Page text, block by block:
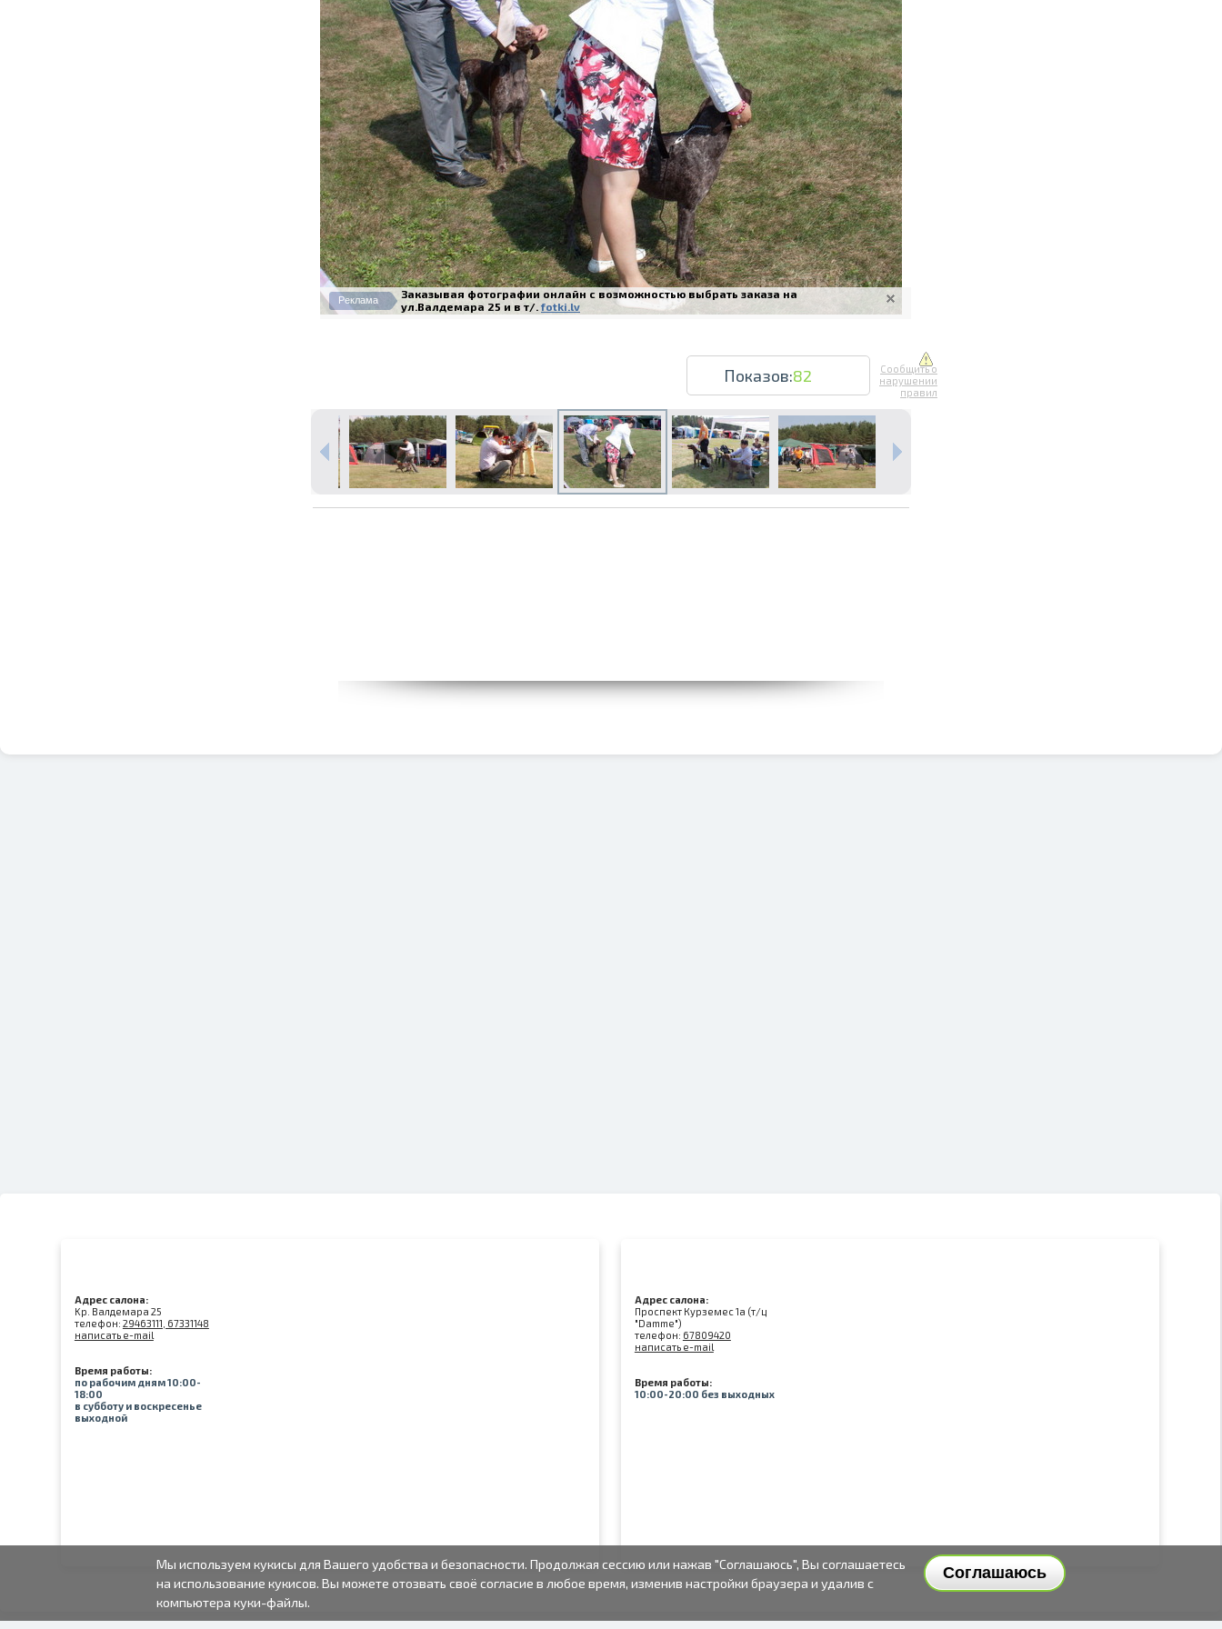
Печать в течение 1 часа в Риге – закажите онлайн
Различные форматы и виды бумаги для ваших фотографий
Доставка по всей Латвии или самовывоз
Реклама
Заказывая фотографии онлайн с возможностью выбрать заказа на
ул.Валдемара 25 и в т/. fotki.lv
Показов:82
Сообщить о
нарушении
правил
Адрес салона:
Kр. Валдемара 25
телефон: 29463111, 67331148
написать e-mail
Время работы:
по рабочим дням 10:00-
18:00
в субботу и воскресенье
выходной
Адрес салона:
Проспект Курземес 1а (т/ц
"Damme")
телефон: 67809420
написать e-mail
Время работы:
10:00-20:00 без выходных
Соглашаюсь
Мы используем кукисы для Вашего удобства и безопасности. Продолжая сессию или нажав "Соглашаюсь", Вы соглашаетесь
на использование кукисов. Вы можете отозвать своё согласие в любое время, изменив настройки браузера и удалив с
компьютера куки-файлы.